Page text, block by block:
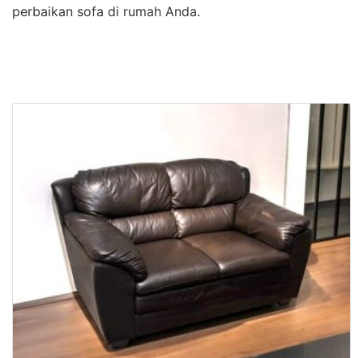
perbaikan sofa di rumah Anda.